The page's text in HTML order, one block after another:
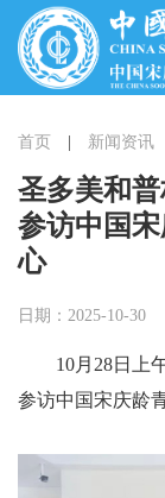
首页 新闻资讯
圣多美和
参访中国
心
日期：2025-10-30
10月28日上
参访中国宋庆龄